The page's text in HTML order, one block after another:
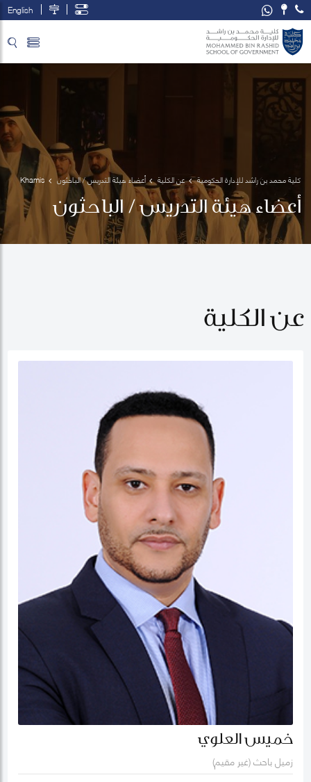
English
كلية محمد بن راشد للإدارة الحكومية عن الكلية أعضاء هيئة التدريس / الباحثون
Khamis
Al Alawy
أعضاء هيئة التدريس / الباحثون
عن الكلية
خميس العلوي
زميل باحث (غير مقيم)